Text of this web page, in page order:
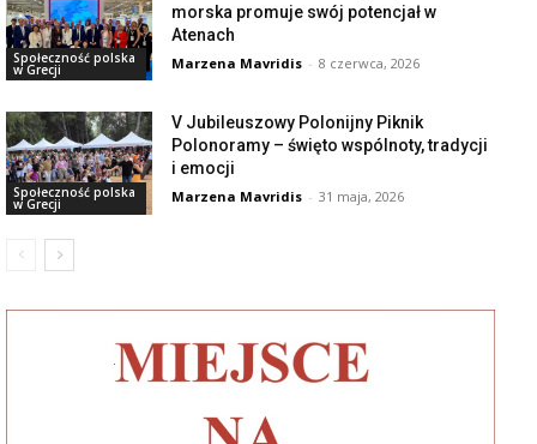
Społeczność polska
w Grecji
morska promuje swój potencjał w
Atenach
Marzena Mavridis - 8 czerwca, 2026
Społeczność polska
w Grecji
V Jubileuszowy Polonijny Piknik
Polonoramy – święto wspólnoty, tradycji
i emocji
Marzena Mavridis - 31 maja, 2026